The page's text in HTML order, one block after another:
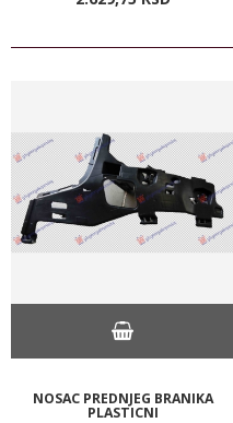
NOSAC PREDNJEG BRANIKA
PLASTICNI